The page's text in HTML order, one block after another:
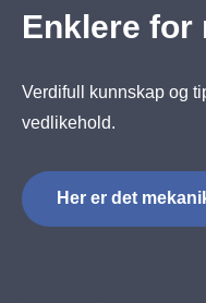
Enklere for
Verdifull kunnskap og
vedlikehold.
Her er det